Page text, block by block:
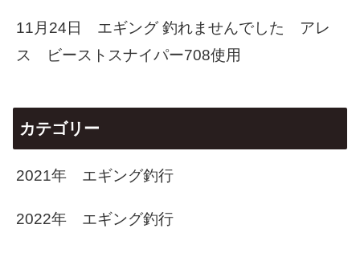
11月24日 エギング 釣れませんでした アレ
ス ビーストスナイパー708使用
カテゴリー
2021年 エギング釣行
2022年 エギング釣行